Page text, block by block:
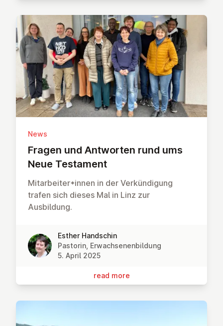
News
Fragen und Antworten rund ums
Neue Testament
Mitarbeiter*innen in der Verkündigung
trafen sich dieses Mal in Linz zur
Ausbildung.
Esther Handschin
Pastorin, Erwachsenenbildung
5. April 2025
read more